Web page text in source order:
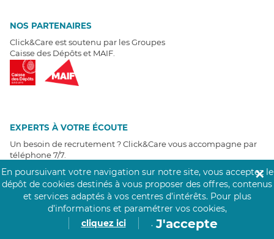
NOS PARTENAIRES
Click&Care est soutenu par les Groupes
Caisse des Dépôts et MAIF.
EXPERTS À VOTRE ÉCOUTE
Un besoin de recrutement ? Click&Care vous accompagne par
téléphone 7/7
MOIGNAGES CLIENTS
4,6
/5
En poursuivant votre navigation sur notre site, vous acceptez le
dépôt de cookies destinés à vous proposer des offres, contenus
et services adaptés à vos centres d’intérêts. Pour plus
d’informations et paramétrer vos cookies,
cliquez ici
. J'accepte
✕